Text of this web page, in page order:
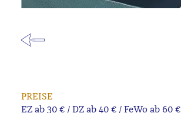
PREISE
EZ ab 30 € / DZ ab 40 € / FeWo ab 60 €